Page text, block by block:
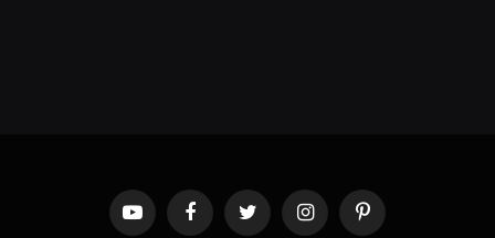
YouTubeFacebookTwitter InstagramPinterest